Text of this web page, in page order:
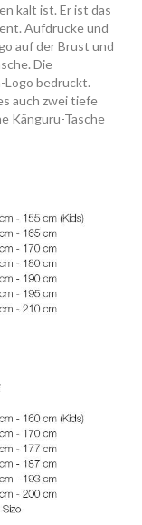
kalt ist. Er ist das
Aufdrucke und
auf der Brust und
Die
Logo bedruckt.
auch zwei tiefe
Känguru-Tasche